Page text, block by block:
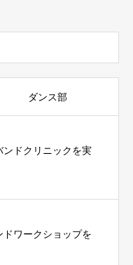
ダンス部
ンドクリニックを実
ワークショップを